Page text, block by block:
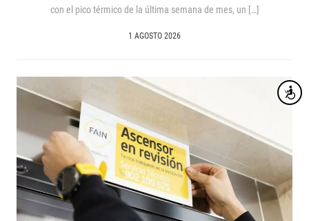
con el pico térmico de la última semana de mes, un […]
1 AGOSTO 2026